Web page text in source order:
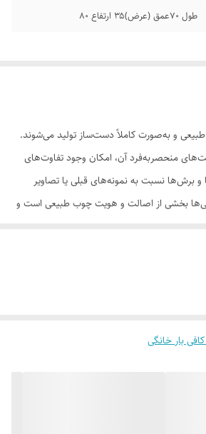
طول ۷۰عمق (عرض)۳۵ ارتفاع 80
و به‌صورت کاملاً دست‌ساز تولید می‌شوند.
منحصر‌به‌فرد آن، امکان وجود تفاوت‌های
و برش‌ها نسبت به نمونه‌های قبلی یا تصاویر
بخشی از اصالت و هویت چوب طبیعی است و
کارگاهی هر محصول را بررسی کنید. ثبت
بار خانگی